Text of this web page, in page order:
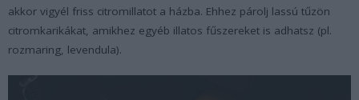
akkor vigyél friss citromillatot a házba. Ehhez párolj lassú tűzön
citromkarikákat, amikhez egyéb illatos fűszereket is adhatsz (pl.
rozmaring, levendula).